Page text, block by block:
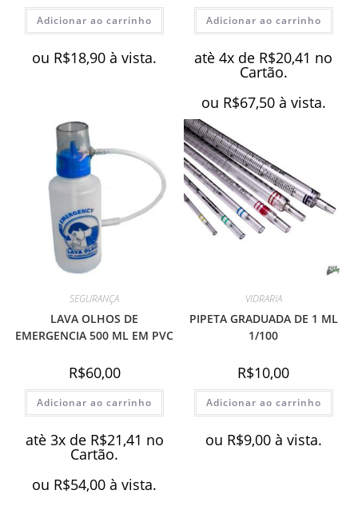
Adicionar ao carrinho
ou R$18,90 à vista.
Adicionar ao carrinho
atè 4x de R$20,41 no
Cartão.
ou R$67,50 à vista.
SEGURANÇA
LAVA OLHOS DE
EMERGENCIA 500 ML EM PVC
R$60,00
Adicionar ao carrinho
atè 3x de R$21,41 no
Cartão.
ou R$54,00 à vista.
VIDRARIA
PIPETA GRADUADA DE 1 ML
1/100
R$10,00
Adicionar ao carrinho
ou R$9,00 à vista.